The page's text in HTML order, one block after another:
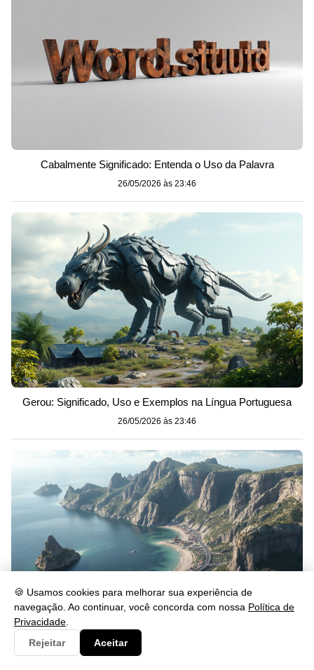
🍪 Usamos cookies para melhorar sua experiência de
navegação. Ao continuar, você concorda com nossa Política de
Privacidade
Rejeitar
Aceitar
Cabalmente Significado: Entenda o Uso da Palavra
26/05/2026 às 23:46
Gerou: Significado, Uso e Exemplos na Língua Portuguesa
26/05/2026 às 23:46
Se lascar: significado, uso e exemplos na prática
26/05/2026 às 23:46